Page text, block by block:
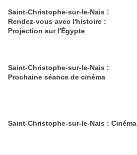
Saint-Christophe-sur-le-Nais :
Rendez-vous avec l'histoire :
Projection sur l'Égypte
Saint-Christophe-sur-le-Nais :
Prochaine séance de cinéma
Saint-Christophe-sur-le-Nais : Cinéma